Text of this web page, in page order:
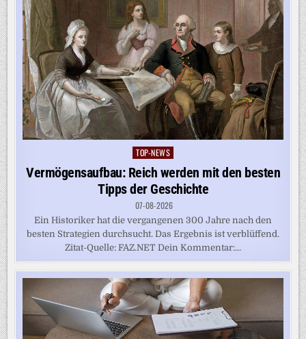
Posted
in
TOP-NEWS
Vermögensaufbau: Reich werden mit den besten
Tipps der Geschichte
07-08-2026
Ein Historiker hat die vergangenen 300 Jahre nach den
besten Strategien durchsucht. Das Ergebnis ist verblüffend.
Zitat-Quelle: FAZ.NET Dein Kommentar:...